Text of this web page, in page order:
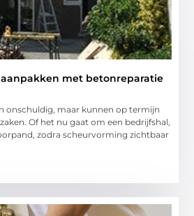
met betonreparatie
onschuldig, maar kunnen op termijn
Of het nu gaat om een bedrijfshal,
zodra scheurvorming zichtbaar